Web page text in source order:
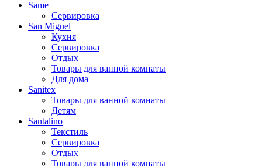
Same
Сервировка
San Miguel
Кухня
Сервировка
Отдых
Товары для ванной комнаты
Для дома
Sanitex
Товары для ванной комнаты
Детям
Santalino
Текстиль
Сервировка
Отдых
Товары для ванной комнаты